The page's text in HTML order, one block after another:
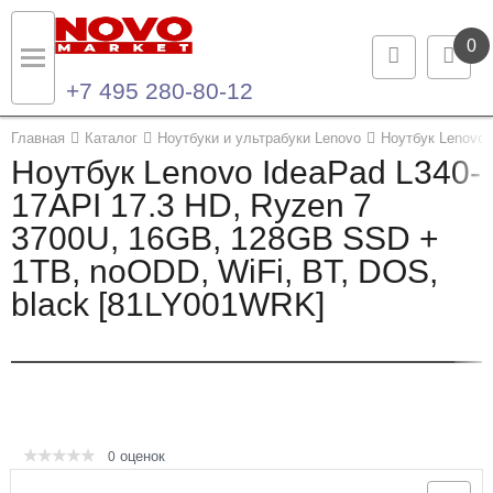
0
+7 495 280-80-12
Главная Каталог Ноутбуки и ультрабуки Lenovo Ноутбук Lenovo
Ноутбук Lenovo IdeaPad L340-
17API 17.3 HD, Ryzen 7
3700U, 16GB, 128GB SSD +
1TB, noODD, WiFi, BT, DOS,
black [81LY001WRK]
0 оценок
Назад
Каталог продукции
Ноутбуки и ультрабуки
Компьютеры
Назад
Контакты
Контактная информация